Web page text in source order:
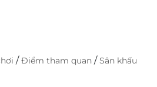
/Điểm tham quan /Sân khấu